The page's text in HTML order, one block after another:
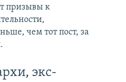
призывы к
чем тот пост, за
экс-